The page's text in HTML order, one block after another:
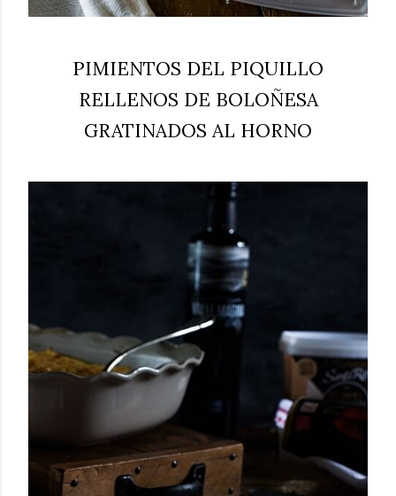
PIMIENTOS DEL PIQUILLO
RELLENOS DE BOLOÑESA
GRATINADOS AL HORNO